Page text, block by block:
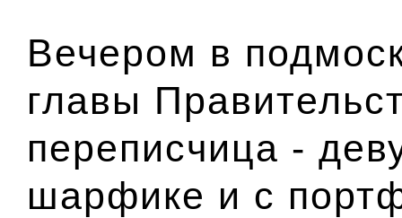
Вечером в
главы
переписчица -
шарфике и с